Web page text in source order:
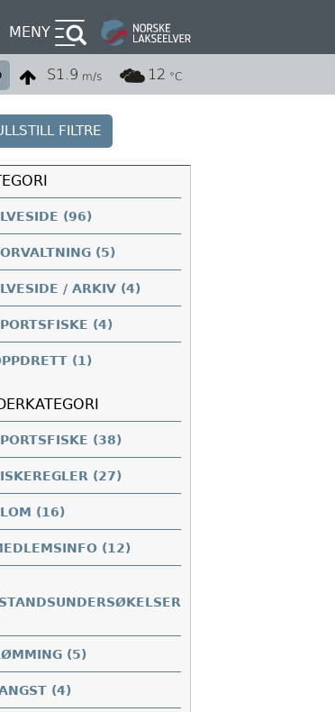
MENY
S1.9 m/s 12 °C
FILTRE
(96)
(5)
/ ARKIV (4)
(4)
(1)
(38)
(27)
(16)
(12)
(5)
(4)